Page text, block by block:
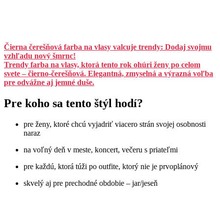
Čierna čerešňová farba na vlasy valcuje trendy: Dodaj svojmu
vzhľadu nový šmrnc!
Trendy farba na vlasy, ktorá tento rok ohúri ženy po celom
svete – čierno-čerešňová. Elegantná, zmyselná a výrazná voľba
pre odvážne aj jemné duše.
Pre koho sa tento štýl hodí?
pre ženy, ktoré chcú vyjadriť viacero strán svojej osobnosti
naraz
na voľný deň v meste, koncert, večeru s priateľmi
pre každú, ktorá túži po outfite, ktorý nie je prvoplánový
skvelý aj pre prechodné obdobie – jar/jeseň